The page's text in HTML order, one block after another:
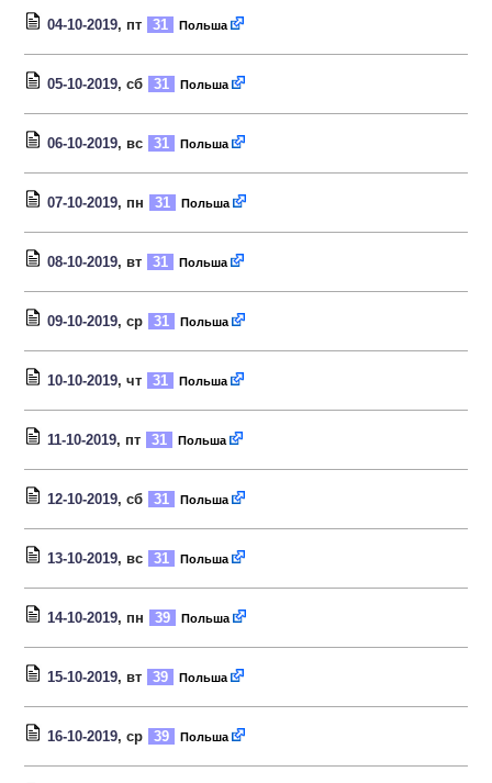
04-10-2019, пт 31 Польша
05-10-2019, сб 31 Польша
06-10-2019, вс 31 Польша
07-10-2019, пн 31 Польша
08-10-2019, вт 31 Польша
09-10-2019, ср 31 Польша
10-10-2019, чт 31 Польша
11-10-2019, пт 31 Польша
12-10-2019, сб 31 Польша
13-10-2019, вс 31 Польша
14-10-2019, пн 39 Польша
15-10-2019, вт 39 Польша
16-10-2019, ср 39 Польша